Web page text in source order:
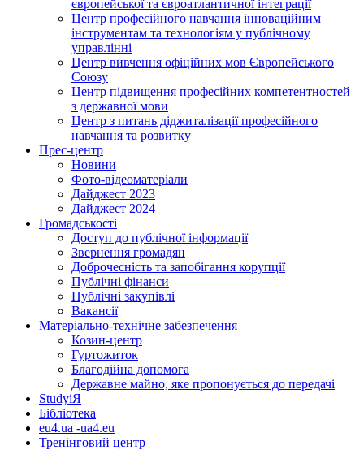
європейської та євроатлантичної інтеграції
Центр професійного навчання інноваційним
інструментам та технологіям у публічному
управлінні
Центр вивчення офіційних мов Європейського
Союзу
Центр підвищення професійних компетентностей
з державної мови
Центр з питань діджиталізації професійного
навчання та розвитку
Прес-центр
Новини
Фото-відеоматеріали
Дайджест 2023
Дайджест 2024
Громадськості
Доступ до публічної інформації
Звернення громадян
Доброчесність та запобігання корупції
Публічні фінанси
Публічні закупівлі
Вакансії
Матеріально-технічне забезпечення
Козин-центр
Гуртожиток
Благодійна допомога
Державне майно, яке пропонується до передачі
StudyіЯ
Бібліотека
eu4.ua -ua4.eu
Тренінговий центр